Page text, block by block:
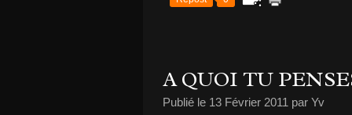
A QUOI TU
Publié le 13 Février 2011 par Yv